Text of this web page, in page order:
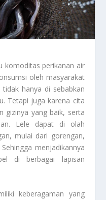
komoditas perikanan air
oleh masyarakat
hanya di sebabkan
Tetapi juga karena cita
gizinya yang baik, serta
Lele dapat di olah
mulai dari gorengan,
menjadikannya
di berbagai lapisan
keberagaman yang